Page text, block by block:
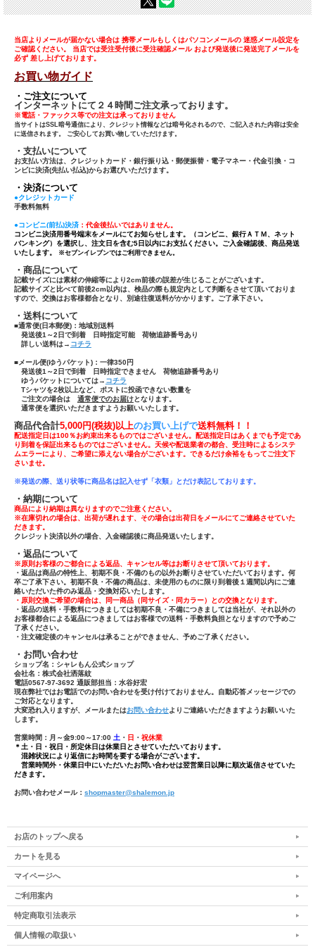
当店よりメールが届かない場合は 携帯メールもしくはパソコンメールの 迷惑メール設定を
ご確認ください。 当店では受注受付後に受注確認メール および発送後に発送完了メールを
必ず 差し上げております。
お買い物ガイド
・ご注文について
インターネットにて２４時間ご注文承っております。
※電話・ファックス等での注文は承っておりません
当サイトはSSL暗号通信により、クレジット情報などは暗号化されるので、ご記入された内容は安全
に送信されます。 ご安心してお買い物していただけます。
・支払いについて
お支払い方法は、クレジットカード・銀行振り込・郵便振替・電子マネー・代金引換・コ
ンビに決済(先払い払込)からお選びいただけます。
・決済について
●クレジットカード
手数料無料
●コンビニ(前払)決済 ：代金後払いではありません。
コンビニ決済用番号端末をメールにてお知らせします。（コンビニ、銀行ＡＴＭ、ネット
バンキング）を選択し、注文日を含む5日以内にお支払ください。ご入金確認後、商品発送
いたします。
※セブンイレブンではご利用できません。
・商品について
記載サイズには素材の伸縮等により2cm前後の誤差が生じることがございます。
記載サイズと比べて前後2cm以内は、検品の際も規定内として判断をさせて頂いておりま
すので、交換はお客様都合となり、別途往復送料がかかります。ご了承下さい。
・送料について
■通常便(日本郵便)： 地域別送料
発送後1～2日で到着 日時指定可能 荷物追跡番号あり
詳しい送料は→ コチラ
■メール便(ゆうパケット)：一律350円
発送後1～2日で到着 日時指定できません 荷物追跡番号あり
ゆうパケットについては→ コチラ
Tシャツを2枚以上など、ポストに投函できない数量を
ご注文の場合は 通常便でのお届けとなります。
通常便を選択いただきますようお願いいたします。
商品代合計5,000円(税抜)以上のお買い上げで送料無料！！
配送指定日は100％お約束出来るものではございません。配送指定日はあくまでも予定であ
り到着を保証出来るものではございません。天候や配送業者の都合、受注時によるシステ
ムエラーにより、ご希望に添えない場合がございます。できるだけ余裕をもってご注文下
さいませ。
※発送の際、送り状等に商品名は記入せず「衣類」とだけ表記しております。
・納期について
商品により納期は異なりますのでご注意ください。
※在庫切れの場合は、出荷が遅れます、その場合は出荷日をメールにてご連絡させていた
だきます。
クレジット決済以外の場合、入金確認後に商品発送いたします。
・返品について
※原則お客様のご都合による返品、キャンセル等はお断りさせて頂いております。
・返品は商品の特性上、初期不良・不備のもの以外お断りさせていただいております。何
卒ご了承下さい。初期不良・不備の商品は、未使用のものに限り到着後１週間以内にご連
絡いただいた件のみ返品・交換対応いたします。
・原則交換ご希望の場合は、同一商品（同サイズ・同カラー）との交換となります。
・返品の送料・手数料につきましては初期不良・不備につきましては当社が、それ以外の
お客様都合による返品につきましてはお客様での送料・手数料負担となりますので予めご
了承ください。
・注文確定後のキャンセルは承ることができません、予めご了承ください。
・お問い合わせ
ショップ名：シャレもん公式ショップ
会社名：株式会社洒落紋
電話0567-97-3692 通販部担当：水谷好宏
現在弊社ではお電話でのお問い合わせを受け付けておりません。自動応答メッセージでの
ご対応となります。
大変恐れ入りますが、メールまたはお問い合わせよりご連絡いただきますようお願いいた
します。
営業時間：月～金9:00～17:00 土 ・ 日 ・ 祝休業
＊土・日・祝日・所定休日は休業日とさせていただいております。
混雑状況により返信にお時間を要する場合がございます。
営業時間外・休業日中にいただいたお問い合わせは翌営業日以降に順次返信させていた
だきます。
お問い合わせメール： shopmaster@shalemon.jp
お店のトップへ戻る
カートを見る
マイページへ
ご利用案内
特定商取引法表示
個人情報の取扱い